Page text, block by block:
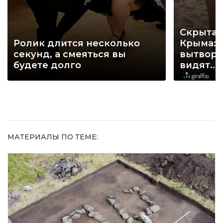
Ролик длится несколько
секунд, а смеяться вы
будете долго
Крыма:
видят...
МАТЕРИАЛЫ ПО ТЕМЕ: